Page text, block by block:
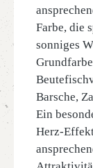
Farbe, die
sonniges
Barsche,
Ein
Herz-